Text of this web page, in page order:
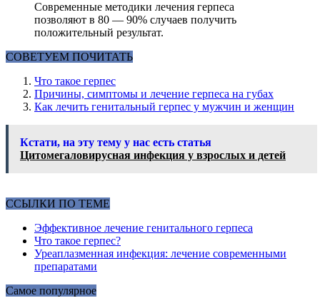
Современные методики лечения герпеса
позволяют в 80 — 90% случаев получить
положительный результат.
СОВЕТУЕМ ПОЧИТАТЬ
Что такое герпес
Причины, симптомы и лечение герпеса на губах
Как лечить генитальный герпес у мужчин и женщин
Кстати, на эту тему у нас есть статья
Цитомегаловирусная инфекция у взрослых и детей
ССЫЛКИ ПО ТЕМЕ
Эффективное лечение генитального герпеса
Что такое герпес?
Уреаплазменная инфекция: лечение современными
препаратами
Самое популярное